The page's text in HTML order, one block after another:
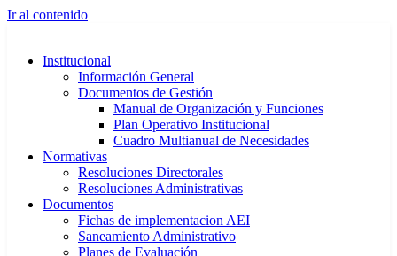
Ir al contenido
Institucional
Información General
Documentos de Gestión
Manual de Organización y Funciones
Plan Operativo Institucional
Cuadro Multianual de Necesidades
Normativas
Resoluciones Directorales
Resoluciones Administrativas
Documentos
Fichas de implementacion AEI
Saneamiento Administrativo
Planes de Evaluación